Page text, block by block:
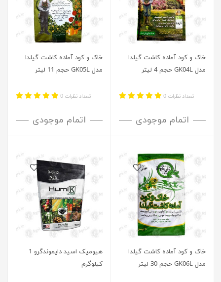
خاک و کود آماده کاشت گیلدا
مدل GK04L حجم 4 لیتر
تعداد نظرات 0
اتمام موجودی
خاک و کود آماده کاشت گیلدا
مدل GK05L حجم 11 لیتر
تعداد نظرات 0
اتمام موجودی
خاک و کود آماده کاشت گیلدا
مدل GK06L حجم 30 لیتر
هیومیک اسید دایموندگرو 1
کیلوگرم